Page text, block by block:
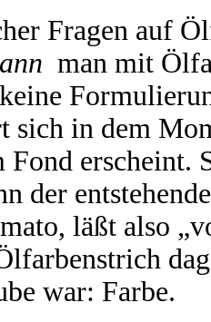
Fragen auf
man mit
sich in dem
erscheint.
der
läßt also
war: Farbe.